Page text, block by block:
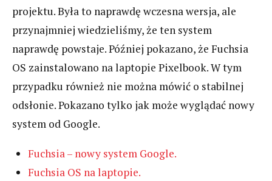
projektu. Była to naprawdę wczesna wersja, ale
przynajmniej wiedzieliśmy, że ten system
naprawdę powstaje. Później pokazano, że Fuchsia
OS zainstalowano na laptopie Pixelbook. W tym
przypadku również nie można mówić o stabilnej
odsłonie. Pokazano tylko jak może wyglądać nowy
system od Google.
Fuchsia – nowy system Google.
Fuchsia OS na laptopie.